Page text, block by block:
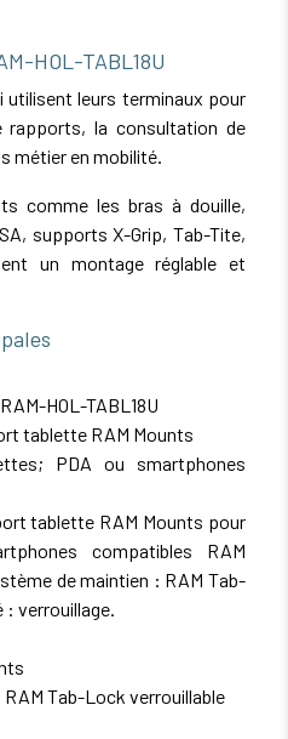
HOL-TABL18U
utilisent leurs terminaux pour
rapports, la consultation de
métier en mobilité.
comme les bras à douille,
supports X-Grip, Tab-Tite,
un montage réglable et
HOL-TABL18U
tablette RAM Mounts
PDA ou smartphones
tablette RAM Mounts pour
compatibles RAM
de maintien : RAM Tab-
verrouillage.
RAM Tab-Lock verrouillable